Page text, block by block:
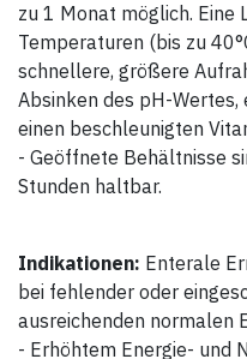
zu 1 Monat möglich. Eine
Temperaturen (bis zu
schnellere, größere
Absinken des pH-Wertes,
einen beschleunigten
- Geöffnete Behältnisse
Stunden haltbar.
Indikationen: Enterale
bei fehlender oder
ausreichenden normalen
- Erhöhtem Energie- und